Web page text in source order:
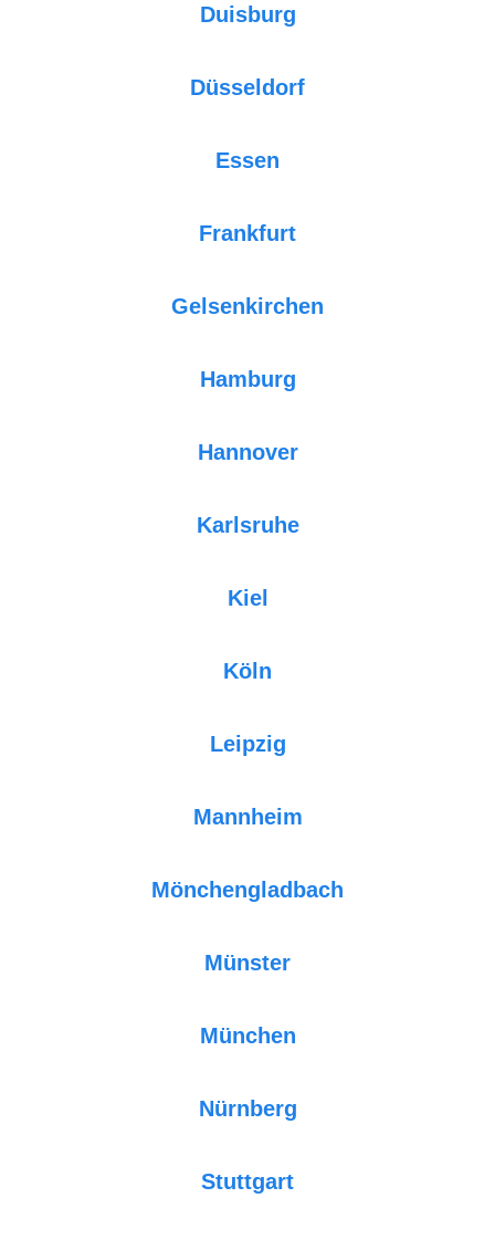
Duisburg
Düsseldorf
Essen
Frankfurt
Gelsenkirchen
Hamburg
Hannover
Karlsruhe
Kiel
Köln
Leipzig
Mannheim
Mönchengladbach
Münster
München
Nürnberg
Stuttgart